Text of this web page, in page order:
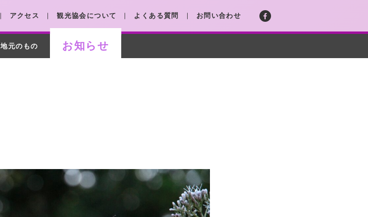
アクセス 観光協会について よくある質問 お問い合わせ
地元のもの お知らせ